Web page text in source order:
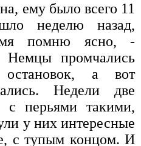
ему было всего 11
неделю назад,
помню ясно, -
Немцы промчались
остановок, а вот
Недели две
перьями такими,
у них интересные
с тупым концом. И